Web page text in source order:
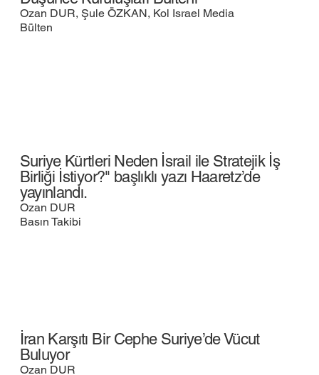
Ozan DUR, Şule ÖZKAN, Kol Israel Media
Bülten
Suriye Kürtleri Neden İsrail ile Stratejik İş
Birliği İstiyor?" başlıklı yazı Haaretz’de
yayınlandı.
Ozan DUR
Basın Takibi
İran Karşıtı Bir Cephe Suriye’de Vücut
Buluyor
Ozan DUR